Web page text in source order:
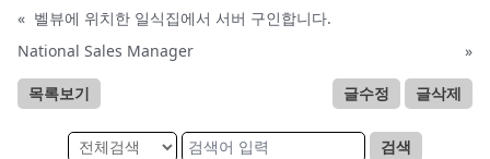
« 벨뷰에 위치한 일식집에서 서버 구인합니다.
National Sales Manager
»
목록보기 글수정 글삭제
검색